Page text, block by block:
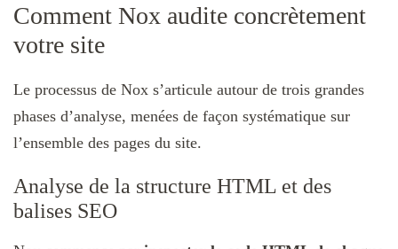
Comment Nox audite concrètement
votre site
Le processus de Nox s’articule autour de trois grandes
phases d’analyse, menées de façon systématique sur
l’ensemble des pages du site.
Analyse de la structure HTML et des
balises SEO